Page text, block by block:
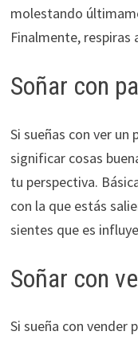
molestando
Finalmente, respiras
Soñar con
Si sueñas con ver
significar cosas
tu perspectiva.
con la que estás
sientes que es
Soñar con
Si sueña con vender